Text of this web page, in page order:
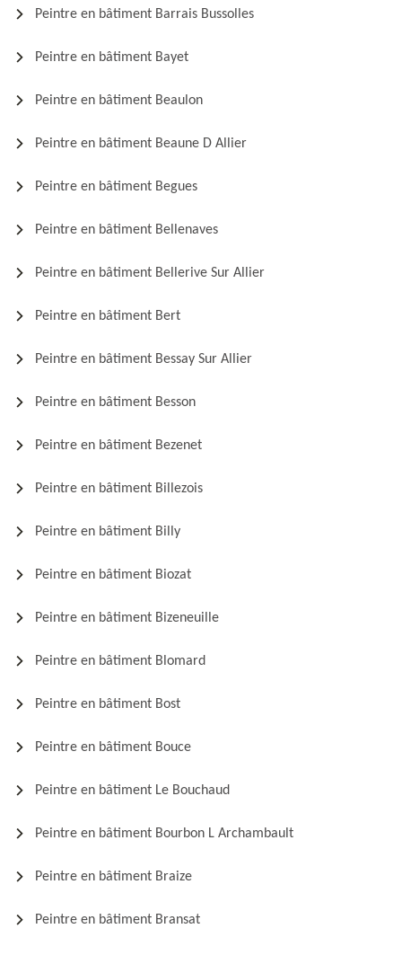
Peintre en bâtiment Barrais Bussolles
Peintre en bâtiment Bayet
Peintre en bâtiment Beaulon
Peintre en bâtiment Beaune D Allier
Peintre en bâtiment Begues
Peintre en bâtiment Bellenaves
Peintre en bâtiment Bellerive Sur Allier
Peintre en bâtiment Bert
Peintre en bâtiment Bessay Sur Allier
Peintre en bâtiment Besson
Peintre en bâtiment Bezenet
Peintre en bâtiment Billezois
Peintre en bâtiment Billy
Peintre en bâtiment Biozat
Peintre en bâtiment Bizeneuille
Peintre en bâtiment Blomard
Peintre en bâtiment Bost
Peintre en bâtiment Bouce
Peintre en bâtiment Le Bouchaud
Peintre en bâtiment Bourbon L Archambault
Peintre en bâtiment Braize
Peintre en bâtiment Bransat